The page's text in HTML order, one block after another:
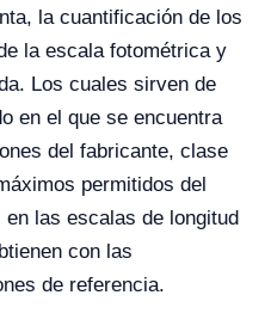
la cuantificación de los
la escala fotométrica y
Los cuales sirven de
en el que se encuentra
del fabricante, clase
permitidos del
las escalas de longitud
con las
de referencia.